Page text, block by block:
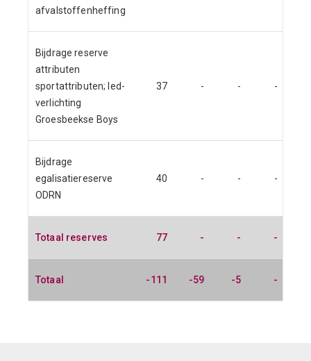
afvalstoffenheffing
Bijdrage reserve
attributen
sportattributen; led-
verlichting
Groesbeekse Boys
37 - - -
Bijdrage
egalisatiereserve
ODRN
40 - - -
Totaal reserves 77 - - -
Totaal -111 -59 -5 -